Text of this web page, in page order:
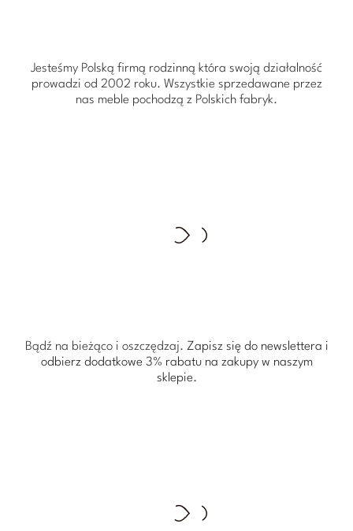
Jesteśmy Polską firmą rodzinną która swoją działalność
prowadzi od 2002 roku. Wszystkie sprzedawane przez
nas meble pochodzą z Polskich fabryk.
Bądź na bieżąco i oszczędzaj. Zapisz się do newslettera i
odbierz dodatkowe 3% rabatu na zakupy w naszym
sklepie.